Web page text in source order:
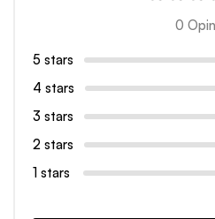
0
5 stars
4 stars
3 stars
2 stars
1 stars